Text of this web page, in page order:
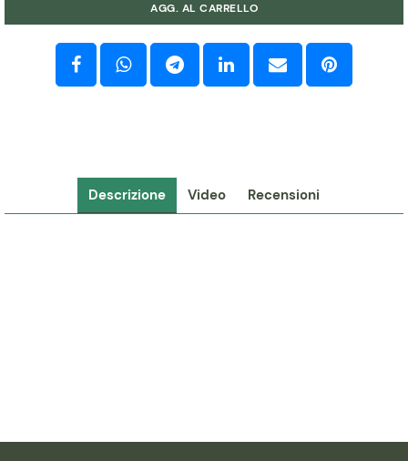
AGG. AL CARRELLO
Descrizione Video Recensioni